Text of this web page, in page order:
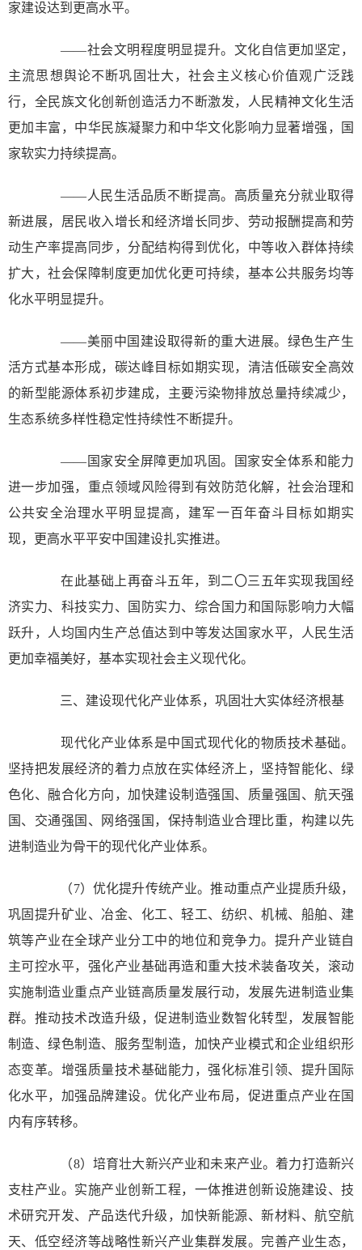
家建设达到更高水平。
——社会文明程度明显提升。文化自信更加坚定，
主流思想舆论不断巩固壮大，社会主义核心价值观广泛践
行，全民族文化创新创造活力不断激发，人民精神文化生活
更加丰富，中华民族凝聚力和中华文化影响力显著增强，国
家软实力持续提高。
——人民生活品质不断提高。高质量充分就业取得
新进展，居民收入增长和经济增长同步、劳动报酬提高和劳
动生产率提高同步，分配结构得到优化，中等收入群体持续
扩大，社会保障制度更加优化更可持续，基本公共服务均等
化水平明显提升。
——美丽中国建设取得新的重大进展。绿色生产生
活方式基本形成，碳达峰目标如期实现，清洁低碳安全高效
的新型能源体系初步建成，主要污染物排放总量持续减少，
生态系统多样性稳定性持续性不断提升。
——国家安全屏障更加巩固。国家安全体系和能力
进一步加强，重点领域风险得到有效防范化解，社会治理和
公共安全治理水平明显提高，建军一百年奋斗目标如期实
现，更高水平平安中国建设扎实推进。
在此基础上再奋斗五年，到二〇三五年实现我国经
济实力、科技实力、国防实力、综合国力和国际影响力大幅
跃升，人均国内生产总值达到中等发达国家水平，人民生活
更加幸福美好，基本实现社会主义现代化。
三、建设现代化产业体系，巩固壮大实体经济根基
现代化产业体系是中国式现代化的物质技术基础。
坚持把发展经济的着力点放在实体经济上，坚持智能化、绿
色化、融合化方向，加快建设制造强国、质量强国、航天强
国、交通强国、网络强国，保持制造业合理比重，构建以先
进制造业为骨干的现代化产业体系。
（7）优化提升传统产业。推动重点产业提质升级，
巩固提升矿业、冶金、化工、轻工、纺织、机械、船舶、建
筑等产业在全球产业分工中的地位和竞争力。提升产业链自
主可控水平，强化产业基础再造和重大技术装备攻关，滚动
实施制造业重点产业链高质量发展行动，发展先进制造业集
群。推动技术改造升级，促进制造业数智化转型，发展智能
制造、绿色制造、服务型制造，加快产业模式和企业组织形
态变革。增强质量技术基础能力，强化标准引领、提升国际
化水平，加强品牌建设。优化产业布局，促进重点产业在国
内有序转移。
（8）培育壮大新兴产业和未来产业。着力打造新兴
支柱产业。实施产业创新工程，一体推进创新设施建设、技
术研究开发、产品迭代升级，加快新能源、新材料、航空航
天、低空经济等战略性新兴产业集群发展。完善产业生态，